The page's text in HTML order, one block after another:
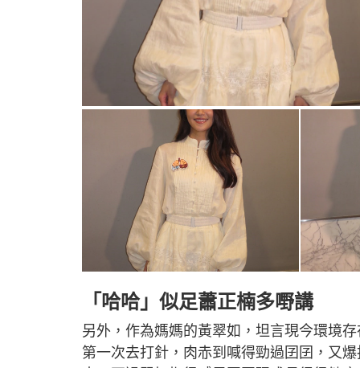
「哈哈」似足蕭正楠多嘢講
另外，作為媽媽的黃翠如，坦言現今環境
第一次去打針，肉赤到喊得勁過囝囝，又